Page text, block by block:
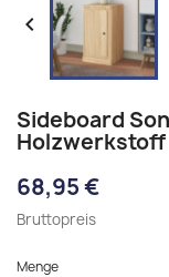

Sideboard
Holzwerkstoff
68,95 €
Bruttopreis
Menge